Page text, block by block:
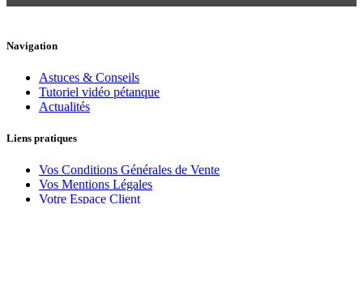
Navigation
Astuces & Conseils
Tutoriel vidéo pétanque
Actualités
Liens pratiques
Vos Conditions Générales de Vente
Vos Mentions Légales
Votre Espace Client